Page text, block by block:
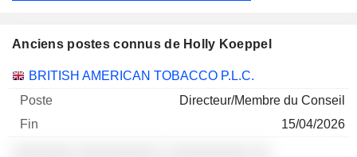
Anciens postes connus de Holly Koeppel
Sociétés Poste Fin
BRITISH AMERICAN TOBACCO P.L.C.
Directeur/Membre du Conseil
15/04/2026